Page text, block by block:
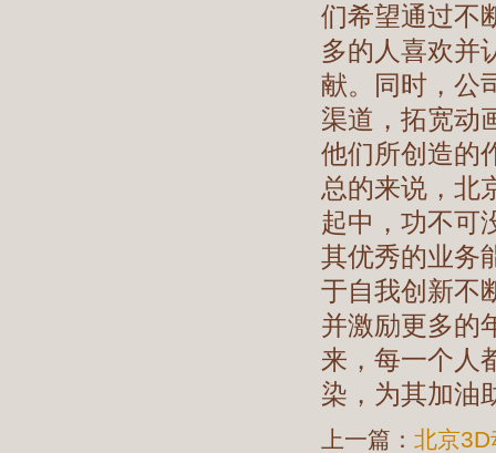
们希望通过不
多的人喜欢并
献。同时，公
渠道，拓宽动
他们所创造的
总的来说，北
起中，功不可
其优秀的业务
于自我创新不
并激励更多的
来，每一个人
染，为其加油
上一篇： 北京